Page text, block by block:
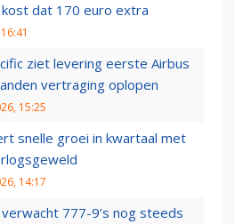
kost dat 170 euro extra
ziet levering eerste Airbus
vertraging oplopen
15:25
snelle groei in kwartaal met
14:17
777-9’s nog steeds